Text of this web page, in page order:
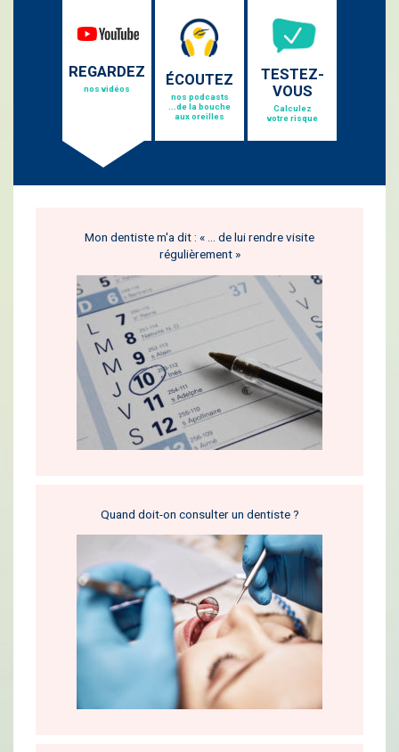
REGARDEZ
nos vidéos
ÉCOUTEZ
nos podcasts
...de la bouche
aux oreilles
TESTEZ-
VOUS
Calculez
votre risque
Mon dentiste m'a dit : « … de lui rendre visite
régulièrement »
Quand doit-on consulter un dentiste ?